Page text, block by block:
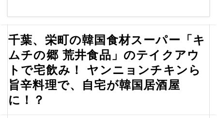
千葉、栄町の韓国食材スーパー「キ
ムチの郷 荒井食品」のテイクアウ
トで宅飲み！ ヤンニョンチキンら
旨辛料理で、自宅が韓国居酒屋
に！？